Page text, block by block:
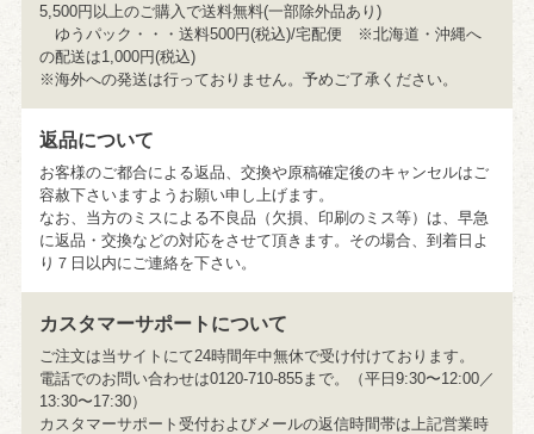
5,500円以上のご購入で送料無料(一部除外品あり)
ゆうパック・・・送料500円(税込)/宅配便 ※北海道・沖縄へ
の配送は1,000円(税込)
※海外への発送は行っておりません。予めご了承ください。
返品について
お客様のご都合による返品、交換や原稿確定後のキャンセルはご
容赦下さいますようお願い申し上げます。
なお、当方のミスによる不良品（欠損、印刷のミス等）は、早急
に返品・交換などの対応をさせて頂きます。その場合、到着日よ
り７日以内にご連絡を下さい。
カスタマーサポートについて
ご注文は当サイトにて24時間年中無休で受け付けております。
電話でのお問い合わせは0120-710-855まで。（平日9:30〜12:00／
13:30〜17:30）
カスタマーサポート受付およびメールの返信時間帯は上記営業時